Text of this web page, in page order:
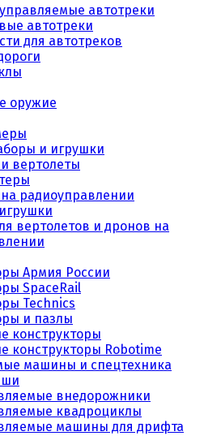
автотреки
автотреки
для автотреков
оружие
и игрушки
вертолеты
радиоуправлении
вертолетов и дронов на
Армия России
SpaceRail
Technics
и пазлы
конструкторы
конструкторы Robotime
машины и спецтехника
внедорожники
квадроциклы
машины для дрифта